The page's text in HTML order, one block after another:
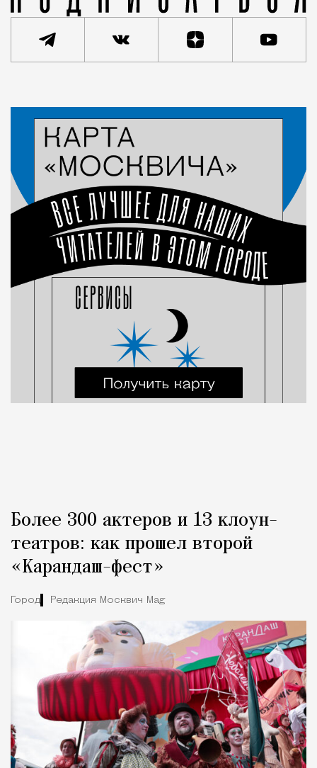
Люди
Более 300 актеров и 13 клоун-
театров: как прошел второй
«Карандаш-фест»
Город Редакция Москвич Mag